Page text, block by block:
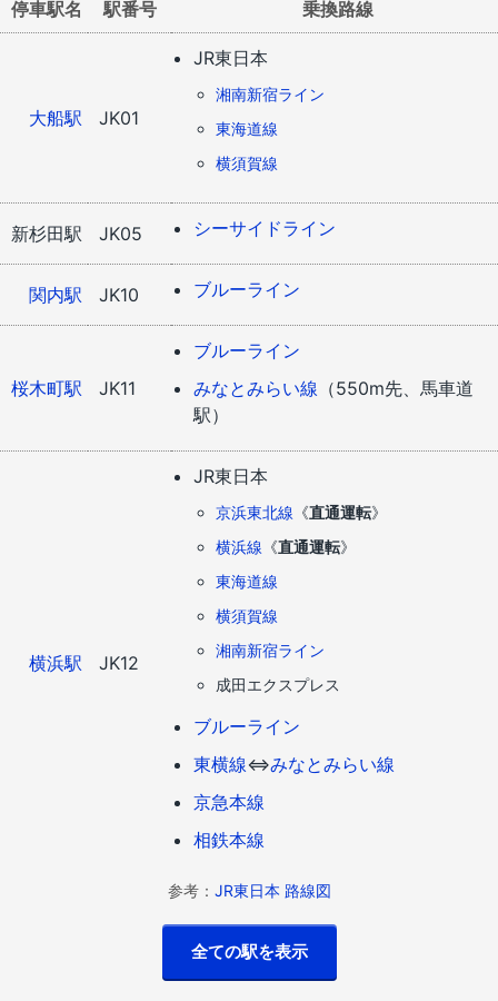
停車駅名 駅番号 乗換路線
大船駅 JK01
JR東日本
湘南新宿ライン
東海道線
横須賀線
新杉田駅 JK05 シーサイドライン
関内駅 JK10 ブルーライン
桜木町駅 JK11
ブルーライン
みなとみらい線 （550m先、馬車道
駅）
横浜駅 JK12
JR東日本
京浜東北線 《直通運転》
横浜線 《直通運転》
東海道線
横須賀線
湘南新宿ライン
成田エクスプレス
ブルーライン
東横線⇔みなとみらい線
京急本線
相鉄本線
参考： JR東日本 路線図